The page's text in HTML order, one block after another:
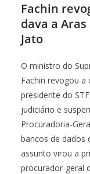
Fachin
dava a Aras
Jato
O ministro do
Fachin revogou a
presidente do
judiciário e
Procuradoria-
bancos de dados
assunto virou a
procurador-geral